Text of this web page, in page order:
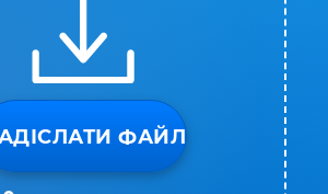
ФАЙЛ